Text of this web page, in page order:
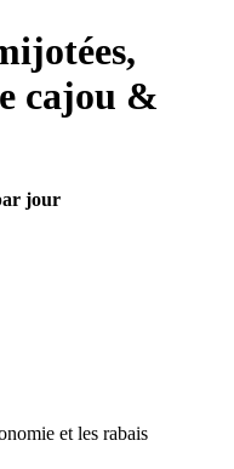
cajou &
jour
et les rabais